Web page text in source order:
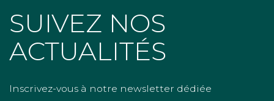
SUIVEZ NOS
ACTUALITÉS
Inscrivez-vous à notre newsletter dédiée